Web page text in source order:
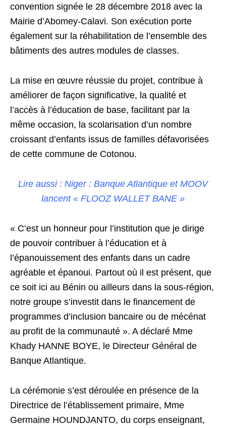
convention signée le 28 décembre 2018 avec la
Mairie d’Abomey-Calavi. Son exécution porte
également sur la réhabilitation de l’ensemble des
bâtiments des autres modules de classes.
La mise en œuvre réussie du projet, contribue à
améliorer de façon significative, la qualité et
l’accès à l’éducation de base, facilitant par la
même occasion, la scolarisation d’un nombre
croissant d’enfants issus de familles défavorisées
de cette commune de Cotonou.
Lire aussi : Niger : Banque Atlantique et MOOV
lancent « FLOOZ WALLET BANE »
« C’est un honneur pour l’institution que je dirige
de pouvoir contribuer à l’éducation et à
l’épanouissement des enfants dans un cadre
agréable et épanoui. Partout où il est présent, que
ce soit ici au Bénin ou ailleurs dans la sous-région,
notre groupe s’investit dans le financement de
programmes d’inclusion bancaire ou de mécénat
au profit de la communauté ». A déclaré Mme
Khady HANNE BOYE, le Directeur Général de
Banque Atlantique.
La cérémonie s’est déroulée en présence de la
Directrice de l’établissement primaire, Mme
Germaine HOUNDJANTO, du corps enseignant,